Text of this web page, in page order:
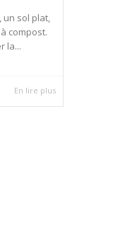
un sol plat,
compost.
la...
En lire plus